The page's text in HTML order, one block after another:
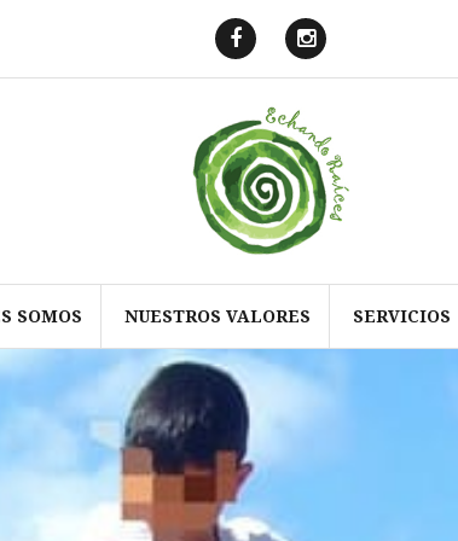
Echando
Raíces
Facebook
Echando
Raíces
Instagram
SOMOS NUESTROS VALORES SERVICIOS